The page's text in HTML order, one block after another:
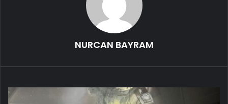
NURCAN BAYRAM